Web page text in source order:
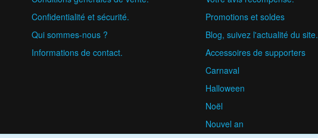
Confidentialité et sécurité.
Qui sommes-nous ?
Informations de contact.
Promotions et soldes
Blog, suivez l'actualité du site.
Accessoires de supporters
Carnaval
Halloween
Noël
Nouvel an